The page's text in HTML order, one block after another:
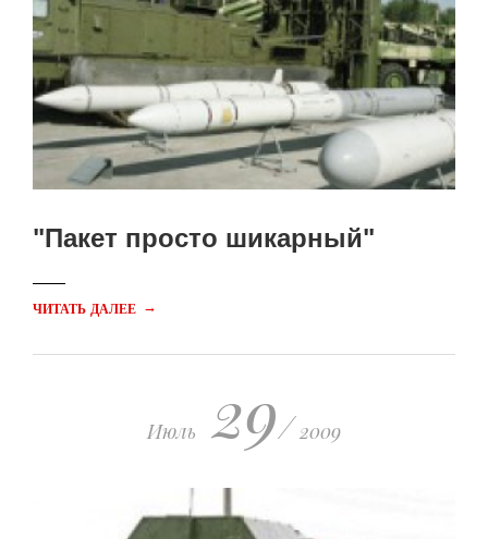
"Пакет просто шикарный"
ЧИТАТЬ ДАЛЕЕ →
Июль 29/ 2009